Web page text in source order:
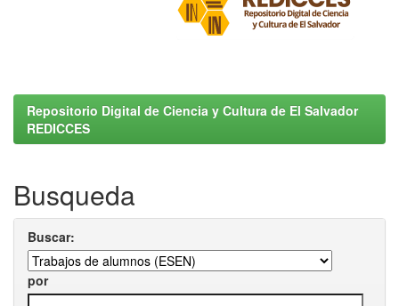
Repositorio Digital de Ciencia y Cultura de El Salvador
REDICCES
Busqueda
Buscar:
por